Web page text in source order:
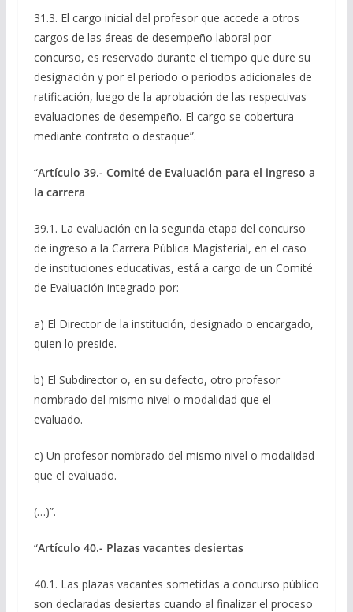
31.3. El cargo inicial del profesor que accede a otros
cargos de las áreas de desempeño laboral por
concurso, es reservado durante el tiempo que dure su
designación y por el periodo o periodos adicionales de
ratificación, luego de la aprobación de las respectivas
evaluaciones de desempeño. El cargo se cobertura
mediante contrato o destaque”.
“Artículo 39.- Comité de Evaluación para el ingreso a
la carrera
39.1. La evaluación en la segunda etapa del concurso
de ingreso a la Carrera Pública Magisterial, en el caso
de instituciones educativas, está a cargo de un Comité
de Evaluación integrado por:
a) El Director de la institución, designado o encargado,
quien lo preside.
b) El Subdirector o, en su defecto, otro profesor
nombrado del mismo nivel o modalidad que el
evaluado.
c) Un profesor nombrado del mismo nivel o modalidad
que el evaluado.
(…)”.
“Artículo 40.- Plazas vacantes desiertas
40.1. Las plazas vacantes sometidas a concurso público
son declaradas desiertas cuando al finalizar el proceso